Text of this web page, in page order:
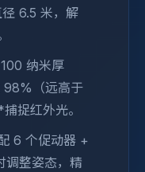
6.5 米，解
纳米厚
98%（远高于
捉红外光。
6 个促动器 +
调整姿态，精